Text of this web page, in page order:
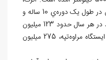
در طول يک دوره
ي 10 ساله و
سال حدود 123 ميليون
مراوهتپه، 275 ميليون